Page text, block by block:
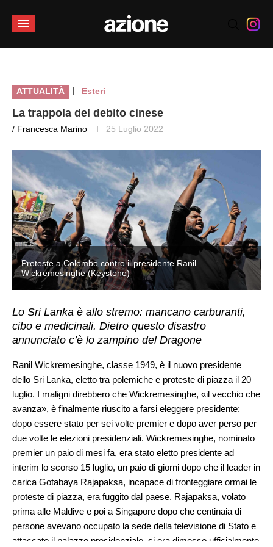
ATTUALITÀ | Esteri
La trappola del debito cinese
/ Francesca Marino 25 Luglio 2022
Proteste a Colombo contro il presidente Ranil
Wickremesinghe (Keystone)
Lo Sri Lanka è allo stremo: mancano carburanti,
cibo e medicinali. Dietro questo disastro
annunciato c’è lo zampino del Dragone
Ranil Wickremesinghe, classe 1949, è il nuovo presidente
dello Sri Lanka, eletto tra polemiche e proteste di piazza il 20
luglio. I maligni direbbero che Wickremesinghe, «il vecchio che
avanza», è finalmente riuscito a farsi eleggere presidente:
dopo essere stato per sei volte premier e dopo aver perso per
due volte le elezioni presidenziali. Wickremesinghe, nominato
premier un paio di mesi fa, era stato eletto presidente ad
interim lo scorso 15 luglio, un paio di giorni dopo che il leader in
carica Gotabaya Rajapaksa, incapace di fronteggiare ormai le
proteste di piazza, era fuggito dal paese. Rajapaksa, volato
prima alle Maldive e poi a Singapore dopo che centinaia di
persone avevano occupato la sede della televisione di Stato e
attaccato il palazzo presidenziale, si era dimesso ufficialmente